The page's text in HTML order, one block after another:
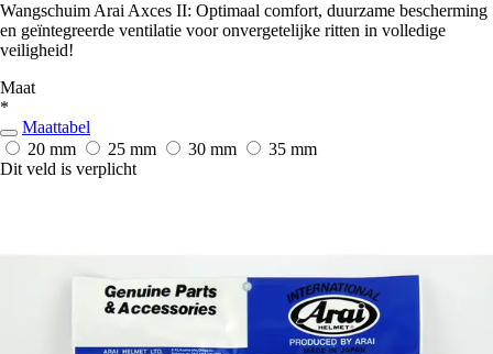
Wangschuim Arai Axces II: Optimaal comfort, duurzame bescherming
en geïntegreerde ventilatie voor onvergetelijke ritten in volledige
veiligheid!
Maat
*
Maattabel
20 mm
25 mm 30 mm
35 mm
Dit veld is verplicht